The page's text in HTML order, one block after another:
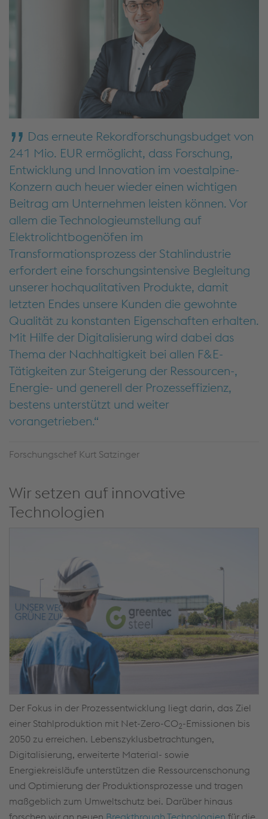
Das erneute Rekordforschungsbudget von
241 Mio. EUR ermöglicht, dass Forschung,
Entwicklung und Innovation im voestalpine-
Konzern auch heuer wieder einen wichtigen
Beitrag am Unternehmen leisten können. Vor
allem die Technologieumstellung auf
Elektrolichtbogenöfen im
Transformationsprozess der Stahlindustrie
erfordert eine forschungsintensive Begleitung
unserer hochqualitativen Produkte, damit
letzten Endes unsere Kunden die gewohnte
Qualität zu konstanten Eigenschaften erhalten.
Mit Hilfe der Digitalisierung wird dabei das
Thema der Nachhaltigkeit bei allen F&E-
Tätigkeiten zur Steigerung der Ressourcen-,
Energie- und generell der Prozesseffizienz,
bestens unterstützt und weiter
vorangetrieben.
Forschungschef Kurt Satzinger
Wir setzen auf innovative
Technologien
Der Fokus in der Prozessentwicklung liegt darin, das Ziel
einer Stahlproduktion mit Net-Zero-CO2-Emissionen bis
2050 zu erreichen. Lebenszyklusbetrachtungen,
Digitalisierung, erweiterte Material- sowie
Energiekreisläufe unterstützen die Ressourcenschonung
und Optimierung der Produktionsprozesse und tragen
maßgeblich zum Umweltschutz bei. Darüber hinaus